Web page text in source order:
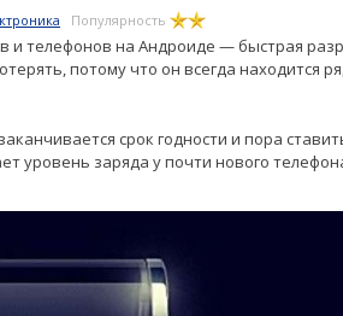
Популярность
и телефонов на Андроиде — быстрая
потому что он всегда находится
срок годности и пора
уровень заряда у почти нового